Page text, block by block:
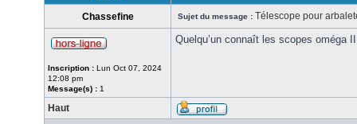
Chassefine Sujet du message : Télescope pour
Inscription : Lun Oct 07, 2024
12:08 pm
Message(s) : 1
Quelqu’un connaît les scopes oméga
Haut